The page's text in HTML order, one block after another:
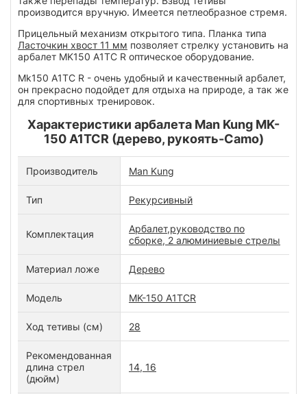
производится вручную. Имеется петлеобразное стремя.
Прицельный механизм открытого типа. Планка типа
Ласточкин хвост 11 мм позволяет стрелку установить на
арбалет MK150 A1TC R оптическое оборудование.
Mk150 A1TC R - очень удобный и качественный арбалет,
он прекрасно подойдет для отдыха на природе, а так же
для спортивных тренировок.
Характеристики арбалета Man Kung MK-
150 A1TCR (дерево, рукоять-Camo)
Производитель Man Kung
Тип Рекурсивный
Комплектация
Арбалет,руководство по
сборке, 2 алюминиевые стрелы
Материал ложе Дерево
Модель MK-150 A1TCR
Ход тетивы (см) 28
Рекомендованная
длина стрел
(дюйм)
14, 16